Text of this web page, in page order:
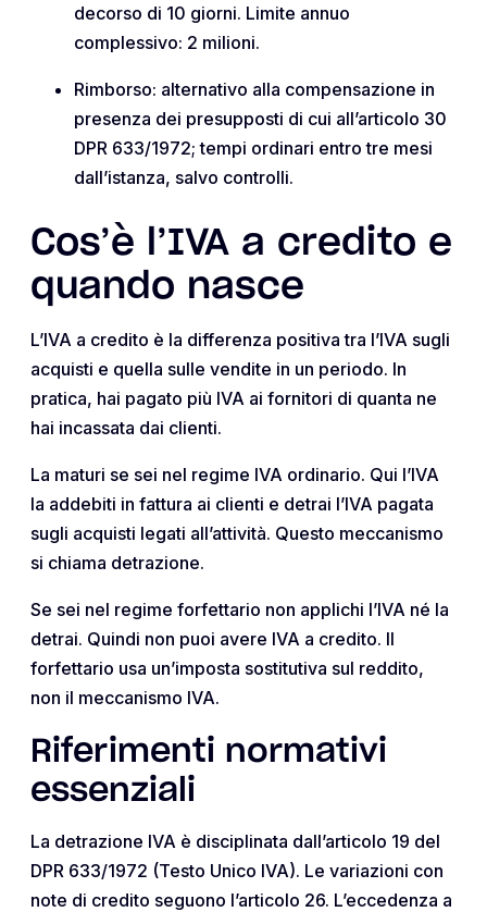
decorso di 10 giorni. Limite annuo
complessivo: 2 milioni.
Rimborso: alternativo alla compensazione in
presenza dei presupposti di cui all’articolo 30
DPR 633/1972; tempi ordinari entro tre mesi
dall’istanza, salvo controlli.
Cos’è l’IVA a credito e
quando nasce
L’IVA a credito è la differenza positiva tra l’IVA sugli
acquisti e quella sulle vendite in un periodo. In
pratica, hai pagato più IVA ai fornitori di quanta ne
hai incassata dai clienti.
La maturi se sei nel regime IVA ordinario. Qui l’IVA
la addebiti in fattura ai clienti e detrai l’IVA pagata
sugli acquisti legati all’attività. Questo meccanismo
si chiama detrazione.
Se sei nel regime forfettario non applichi l’IVA né la
detrai. Quindi non puoi avere IVA a credito. Il
forfettario usa un’imposta sostitutiva sul reddito,
non il meccanismo IVA.
Riferimenti normativi
essenziali
La detrazione IVA è disciplinata dall’articolo 19 del
DPR 633/1972 (Testo Unico IVA). Le variazioni con
note di credito seguono l’articolo 26. L’eccedenza a